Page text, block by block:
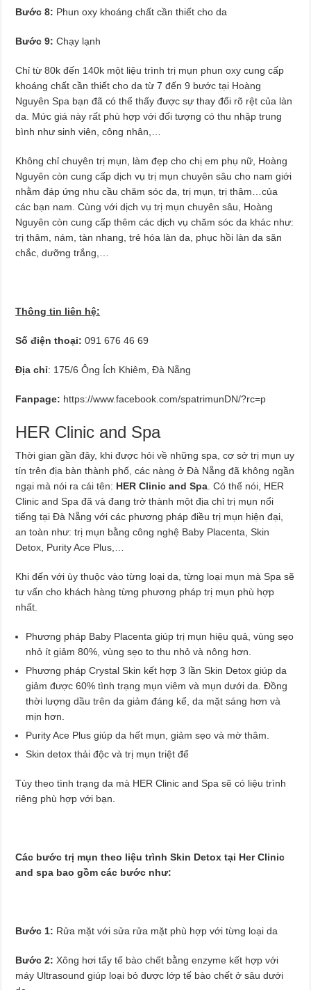
Bước 8: Phun oxy khoáng chất cần thiết cho da
Bước 9:Chạy lạnh
Chỉ từ 80k đến 140k một liệu trình trị mụn phun oxy cung cấp
khoáng chất cần thiết cho da từ 7 đến 9 bước tại Hoàng
Nguyên Spa bạn đã có thể thấy được sự thay đổi rõ rệt của làn
da. Mức giá này rất phù hợp với đối tượng có thu nhập trung
bình như sinh viên, công nhân,…
Không chỉ chuyên trị mụn, làm đẹp cho chị em phụ nữ, Hoàng
Nguyên còn cung cấp dịch vụ trị mụn chuyên sâu cho nam giới
nhằm đáp ứng nhu cầu chăm sóc da, trị mụn, trị thâm…của
các bạn nam. Cùng với dịch vụ trị mụn chuyên sâu, Hoàng
Nguyên còn cung cấp thêm các dịch vụ chăm sóc da khác như:
trị thâm, nám, tàn nhang, trẻ hóa làn da, phục hồi làn da săn
chắc, dưỡng trắng,…
Thông tin liên hệ:
Số điện thoại:091 676 46 69
Địa chỉ: 175/6 Ông Ích Khiêm, Đà Nẵng
Fanpage: https://www.facebook.com/spatrimunDN/?rc=p
HER Clinic and Spa
Thời gian gần đây, khi được hỏi về những spa, cơ sở trị mụn uy
tín trên địa bàn thành phố, các nàng ở Đà Nẵng đã không ngần
ngại mà nói ra cái tên: HER Clinic and Spa . Có thể nói, HER
Clinic and Spa đã và đang trở thành một địa chỉ trị mụn nổi
tiếng tại Đà Nẵng với các phương pháp điều trị mụn hiện đại,
an toàn như: trị mụn bằng công nghệ Baby Placenta, Skin
Detox, Purity Ace Plus,…
Khi đến với ùy thuộc vào từng loại da, từng loại mụn mà Spa sẽ
tư vấn cho khách hàng từng phương pháp trị mụn phù hợp
nhất.
Phương pháp Baby Placenta giúp trị mụn hiệu quả, vùng sẹo
nhỏ ít giảm 80%, vùng sẹo to thu nhỏ và nông hơn.
Phương pháp Crystal Skin kết hợp 3 lần Skin Detox giúp da
giảm được 60% tình trạng mụn viêm và mụn dưới da. Đồng
thời lượng dầu trên da giảm đáng kể, da mặt sáng hơn và
mịn hơn.
Purity Ace Plus giúp da hết mụn, giảm sẹo và mờ thâm.
Skin detox thải độc và trị mụn triệt để
Tùy theo tình trạng da mà HER Clinic and Spa sẽ có liệu trình
riêng phù hợp với bạn.
Các bước trị mụn theo liệu trình Skin Detox tại Her Clinic
and spa bao gồm các bước như:
Bước 1: Rửa mặt với sửa rửa mặt phù hợp với từng loại da
Bước 2: Xông hơi tẩy tế bào chết bằng enzyme kết hợp với
máy Ultrasound giúp loại bỏ được lớp tế bào chết ở sâu dưới